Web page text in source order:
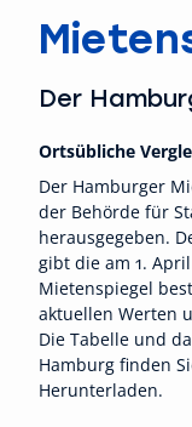
Der
Ortsübliche
Der Hamburger
der Behörde für
herausgegeben.
gibt die am 1.
Mietenspiegel
aktuellen Werten
Die Tabelle und
Hamburg finden
Herunterladen.